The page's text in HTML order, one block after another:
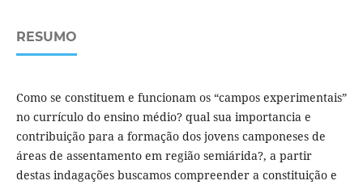
RESUMO
Como se constituem e funcionam os “campos experimentais”
no currículo do ensino médio? qual sua importancia e
contribuição para a formação dos jovens camponeses de
áreas de assentamento em região semiárida?, a partir
destas indagações buscamos compreender a constituição e